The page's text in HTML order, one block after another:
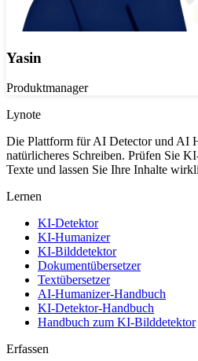
Yasin
Produktmanager
Lynote
Die Plattform für AI Detector und AI
natürlicheres Schreiben. Prüfen Sie
Texte und lassen Sie Ihre Inhalte
Lernen
KI-Detektor
KI-Humanizer
KI-Bilddetektor
Dokumentübersetzer
Textübersetzer
AI-Humanizer-Handbuch
KI-Detektor-Handbuch
Handbuch zum KI-Bilddetektor
Erfassen